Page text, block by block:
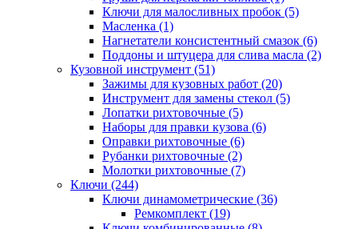
Ключи для малосливных пробок (5)
Масленка (1)
Нагнетатели консистентный смазок (6)
Поддоны и штуцера для слива масла (2)
Кузовной инструмент (51)
Зажимы для кузовных работ (20)
Инструмент для замены стекол (5)
Лопатки рихтовочные (5)
Наборы для правки кузова (6)
Оправки рихтовочные (6)
Рубанки рихтовочные (2)
Молотки рихтовочные (7)
Ключи (244)
Ключи динамометрические (36)
Ремкомплект (19)